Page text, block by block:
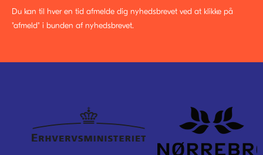
Du kan til hver en tid afmelde dig nyhedsbrevet ved at klikke på
"afmeld" i bunden af nyhedsbrevet.